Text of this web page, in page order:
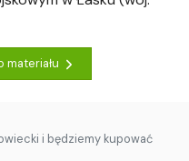
materiału
i będziemy kupować